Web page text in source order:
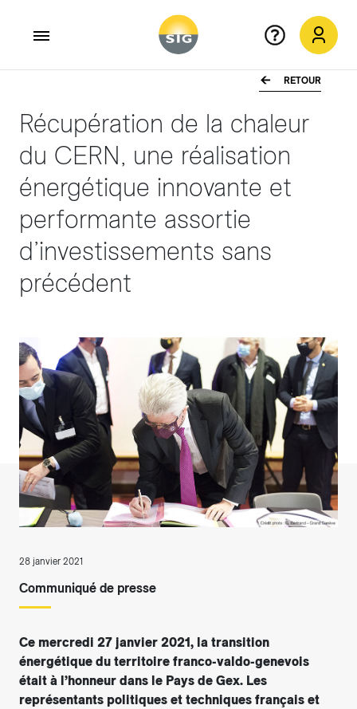
RETOUR
Récupération de la chaleur
du CERN, une réalisation
énergétique innovante et
performante assortie
d’investissements sans
précédent
28 janvier 2021
Communiqué de presse
Ce mercredi 27 janvier 2021, la transition
énergétique du territoire franco-valdo-genevois
était à l’honneur dans le Pays de Gex. Les
représentants politiques et techniques français et